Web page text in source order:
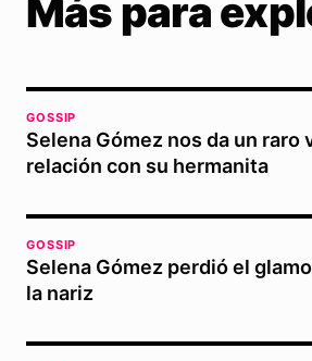
Más para
GOSSIP
Selena Gómez nos da un raro
relación con su hermanita
GOSSIP
Selena Gómez perdió el
la nariz